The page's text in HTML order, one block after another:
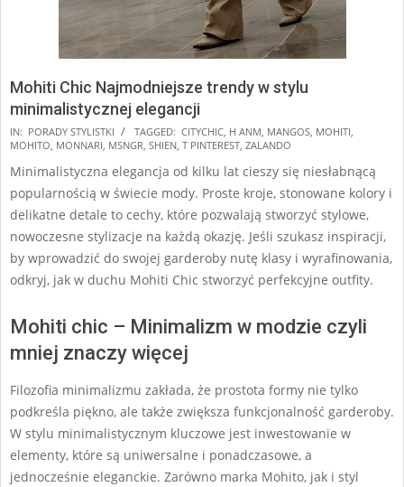
Mohiti Chic Najmodniejsze trendy w stylu
minimalistycznej elegancji
2024-
12-
18
IN: PORADY STYLISTKI TAGGED: CITYCHIC, H ANM, MANGOS, MOHITI,
MOHITO, MONNARI, MSNGR, SHIEN, T PINTEREST, ZALANDO
Minimalistyczna elegancja od kilku lat cieszy się niesłabnącą
popularnością w świecie mody. Proste kroje, stonowane kolory i
delikatne detale to cechy, które pozwalają stworzyć stylowe,
nowoczesne stylizacje na każdą okazję. Jeśli szukasz inspiracji,
by wprowadzić do swojej garderoby nutę klasy i wyrafinowania,
odkryj, jak w duchu Mohiti Chic stworzyć perfekcyjne outfity.
Mohiti chic – Minimalizm w modzie czyli
mniej znaczy więcej
Filozofia minimalizmu zakłada, że prostota formy nie tylko
podkreśla piękno, ale także zwiększa funkcjonalność garderoby.
W stylu minimalistycznym kluczowe jest inwestowanie w
elementy, które są uniwersalne i ponadczasowe, a
jednocześnie eleganckie. Zarówno marka Mohito, jak i styl